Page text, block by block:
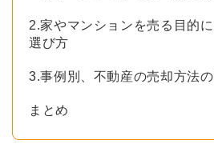
2.家やマンションを売る目的
選び方
3.事例別、不動産の売却方法
まとめ